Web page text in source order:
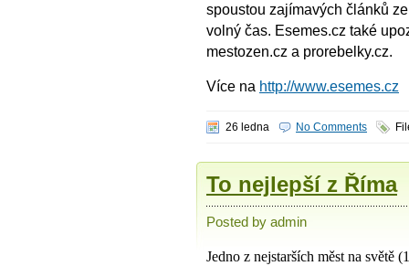
spoustou zajímavých článků
volný čas. Esemes.cz také
mestozen.cz a prorebelky.cz.
Více na http://www.esemes.cz
26 ledna No Comments
To nejlepší z Říma
Posted by admin
Jedno z nejstarších měst na světě